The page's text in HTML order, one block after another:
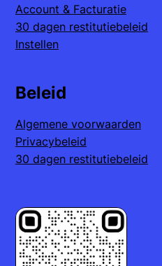
Account & Facturatie
30 dagen restitutiebeleid
Instellen
Beleid
Algemene voorwaarden
Privacybeleid
30 dagen restitutiebeleid